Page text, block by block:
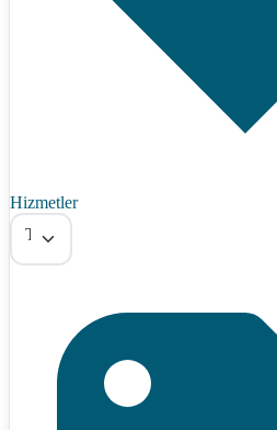
Hizmetler
Tümü